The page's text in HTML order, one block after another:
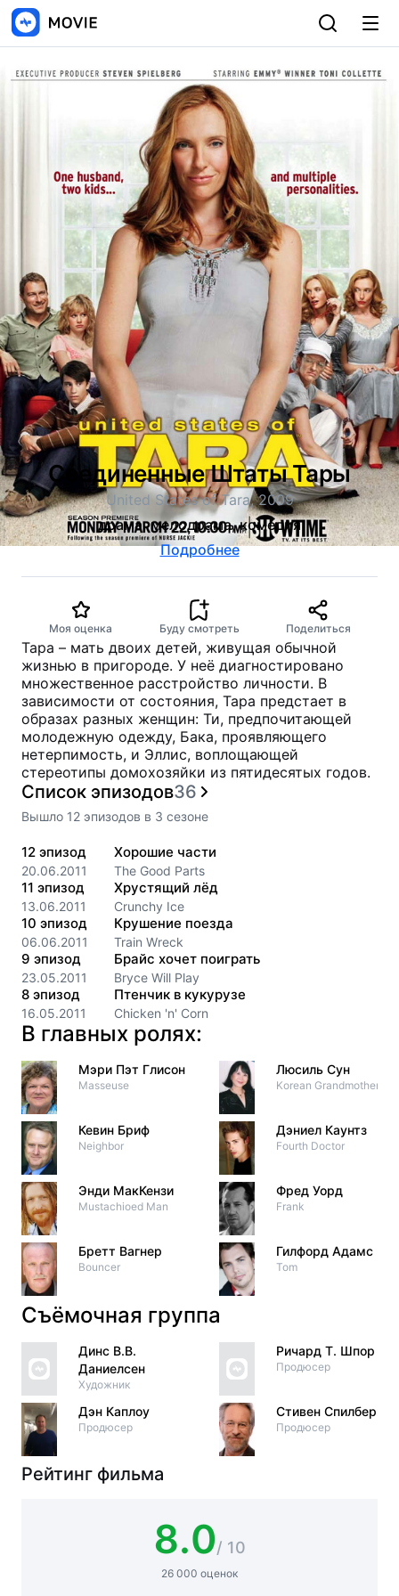
Соединенные Штаты Тары
United States of Tara, 2009
драма, мелодрама, комедия
Подробнее
Моя оценка Буду смотреть Поделиться
Тара – мать двоих детей, живущая обычной
жизнью в пригороде. У неё диагностировано
множественное расстройство личности. В
зависимости от состояния, Тара предстает в
образах разных женщин: Ти, предпочитающей
молодежную одежду, Бака, проявляющего
нетерпимость, и Эллис, воплощающей
стереотипы домохозяйки из пятидесятых годов.
Список эпизодов36
Вышло 12 эпизодов в 3 сезоне
12 эпизод
20.06.2011
Хорошие части
The Good Parts
11 эпизод
13.06.2011
Хрустящий лёд
Crunchy Ice
10 эпизод
06.06.2011
Крушение поезда
Train Wreck
9 эпизод
23.05.2011
Брайс хочет поиграть
Bryce Will Play
8 эпизод
16.05.2011
Птенчик в кукурузе
Chicken 'n' Corn
В главных ролях:
Мэри Пэт Глисон
Masseuse
Кевин Бриф
Neighbor
Энди МакКензи
Mustachioed Man
Бретт Вагнер
Bouncer
Люсиль Сун
Korean Grandmother
Дэниел Каунтз
Fourth Doctor
Фред Уорд
Frank
Гилфорд Адамс
Tom
Съёмочная группа
Динс В.В.
Даниелсен
Художник
Дэн Каплоу
Продюсер
Ричард Т. Шпор
Продюсер
Стивен Спилберг
Продюсер
Рейтинг фильма
8.0/ 10
26 000 оценок